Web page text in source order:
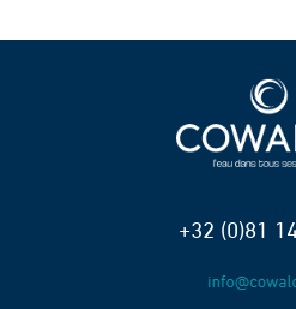
+32 (0)81